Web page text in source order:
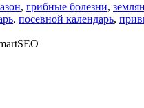
, грибные болезни,
, посевной календарь,